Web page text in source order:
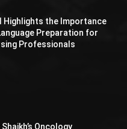
Highlights the Importance
Preparation for
Professionals
Oncology